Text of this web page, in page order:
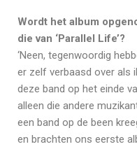
Wordt het album
die van ‘Parallel Life’?
‘Neen, tegenwoordig
er zelf verbaasd over als
deze band op het einde
alleen die andere
een band op de been
en brachten ons eerste